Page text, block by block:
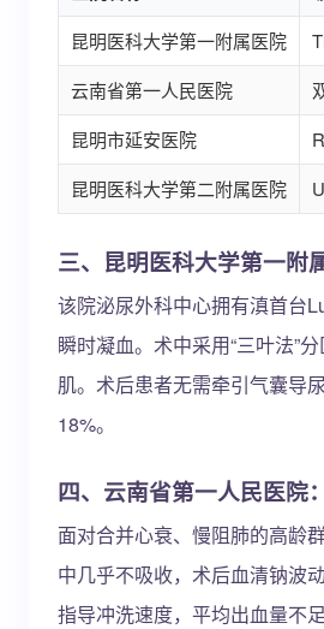
昆明医科大学第一附属医院
云南省第一人民医院
昆明市延安医院
昆明医科大学第二附属医院
三、昆明医科大学第一附
该院泌尿外科中心拥有滇首台
瞬时凝血。术中采用“三叶法”
肌。术后患者无需牵引气囊导
18%。
四、云南省第一人民医院
面对合并心衰、慢阻肺的高龄
中几乎不吸收，术后血清钠波
指导冲洗速度，平均出血量不